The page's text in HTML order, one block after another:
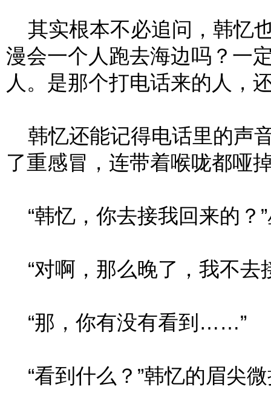
其实根本不必追问，韩忆
漫会一个人跑去海边吗？一
人。是那个打电话来的人，
韩忆还能记得电话里的声
了重感冒，连带着喉咙都哑
“韩忆，你去接我回来的？
“对啊，那么晚了，我不去
“那，你有没有看到……”
“看到什么？”韩忆的眉尖